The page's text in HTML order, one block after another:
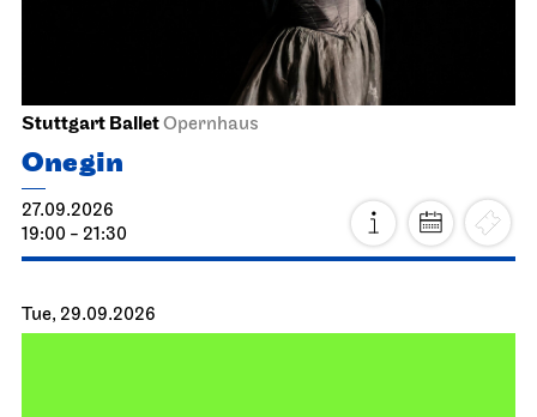
Stuttgart BalletOpernhaus
Onegin
27.09.2026
19:00 - 21:30
Tue, 29.09.2026